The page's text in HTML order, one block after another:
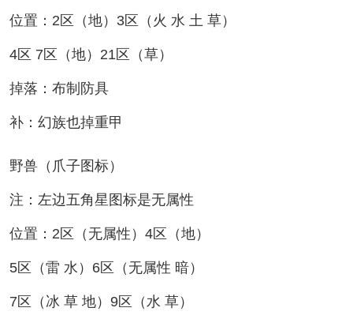
位置：2区（地）3区（火 水 土 草）
4区 7区（地）21区（草）
掉落：布制防具
补：幻族也掉重甲
野兽（爪子图标）
注：左边五角星图标是无属性
位置：2区（无属性）4区（地）
5区（雷 水）6区（无属性 暗）
7区（冰 草 地）9区（水 草）